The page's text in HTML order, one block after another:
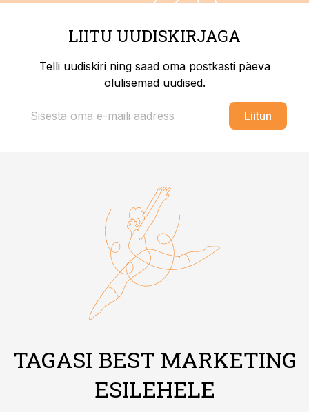
LIITU UUDISKIRJAGA
Telli uudiskiri ning saad oma postkasti päeva
olulisemad uudised.
Liitun
TAGASI BEST MARKETING
ESILEHELE